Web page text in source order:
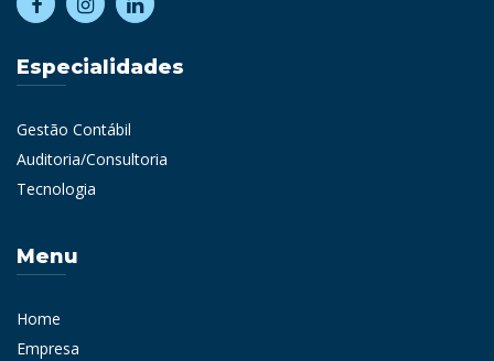
Especialidades
Gestão Contábil
Auditoria/Consultoria
Tecnologia
Menu
Home
Empresa